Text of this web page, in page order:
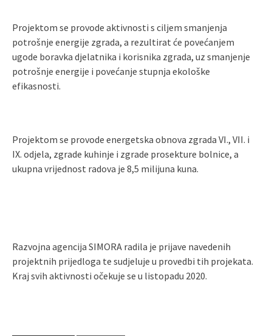
Projektom se provode aktivnosti s ciljem smanjenja
potrošnje energije zgrada, a rezultirat će povećanjem
ugode boravka djelatnika i korisnika zgrada, uz smanjenje
potrošnje energije i povećanje stupnja ekološke
efikasnosti.
Projektom se provode energetska obnova zgrada VI., VII. i
IX. odjela, zgrade kuhinje i zgrade prosekture bolnice, a
ukupna vrijednost radova je 8,5 milijuna kuna.
Razvojna agencija SIMORA radila je prijave navedenih
projektnih prijedloga te sudjeluje u provedbi tih projekata.
Kraj svih aktivnosti očekuje se u listopadu 2020.